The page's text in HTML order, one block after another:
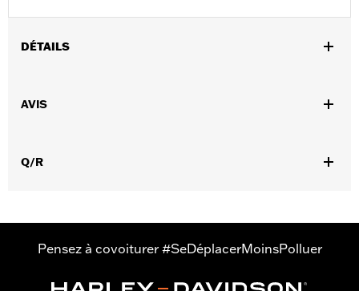
DÉTAILS
Caractéristiques fonctionnelles:
zippées
Shop To Be:Dry
AVIS
Q/R
Pensez à covoiturer #SeDéplacerMoinsPolluer